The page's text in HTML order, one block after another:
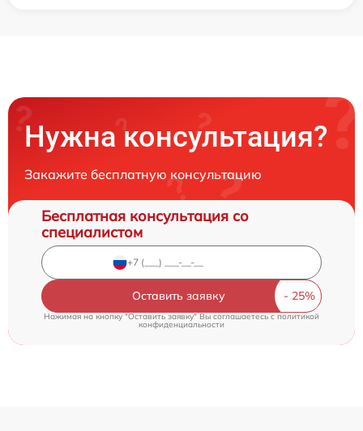
Нужна консультация?
Закажите бесплатную консультацию
Бесплатная консультация со
специалистом
Оставить заявку
Нажимая на кнопку "Оставить заявку" Вы соглашаетесь cполитикой
конфиденциальности